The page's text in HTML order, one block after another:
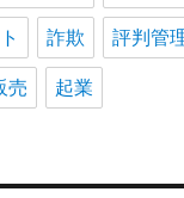
詐欺 評判管
売 起業